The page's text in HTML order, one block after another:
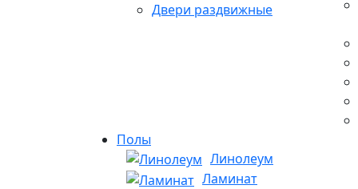
Двери раздвижные
Полы
Линолеум
Ламинат